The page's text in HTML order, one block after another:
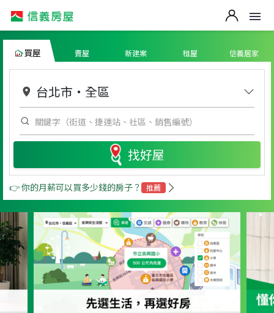
買屋 賣屋 新建案 租屋 信義居家
台北市 ・ 全區
找好屋
👉 你的月薪可以買多少錢的房子？ 推薦